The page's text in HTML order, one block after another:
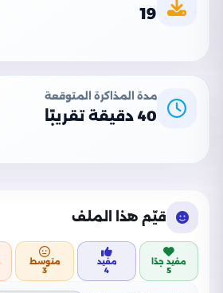
19
مدة المذاكرة المتوقعة
40 دقيقة تقريبًا
قيّم هذا الملف
مفيد جدًا
5
مفيد
4
متوسط
3